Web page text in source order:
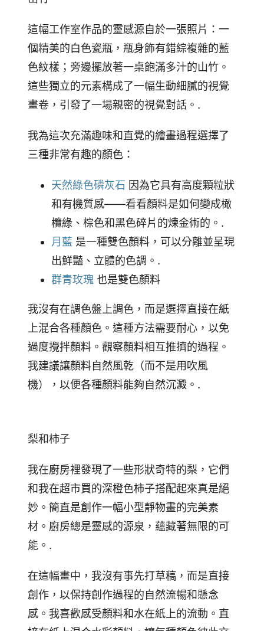
這幅工作室作品的靈感源自於一張照片：一
個精美的白色瓷瓶，瓶身飾有錯綜複雜的藍
色紋樣；旁邊擺放著一桌飽滿多汁的山竹。
這些獨立的元素構成了一幅生動細膩的視覺
畫卷，引發了一場親密的視覺對話。.
我為這次充滿趣味和直覺的繪畫過程選擇了
三種非常有趣的顏色：
天然綠色磷灰石 因為它具有高度顆粒狀
和有機質感——看看顏料是如何變成橄
欖綠、棕色和黑色碎片的煉金術的。.
月藍 是一種雙色顏料，可以分離並呈現
出鮮豔、立體的色調。.
群青玫瑰 也是雙色顏料
我沒有在調色盤上調色，而是選擇直接在紙
上混合各種顏色。這種方法需要耐心，以免
過度攪拌顏料。觀察顏料相互推擠的過程。
我建議讓顏料自然風乾（而不是用吹風
機），以便各種顏料能夠自然沉澱。.
梨和柿子
我在廚房裡發現了一些形狀奇特的梨，它們
和我在超市買的深橙色柿子搭配起來真是絕
妙。簡直是創作一幅小型靜物畫的完美素
材。廚房總是靈感的源泉，蘊藏著無限的可
能。.
在這幅畫中，我沒有事先打草稿，而是直接
創作，以保持創作過程的自然流暢和懸念
感。我喜歡感受顏料和水在紙上的流動。直